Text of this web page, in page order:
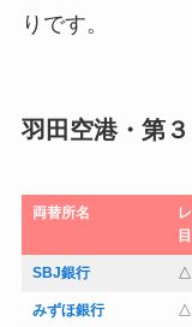
りです。
羽田空港・第
両替所名
SBJ銀行 △
みずほ銀行 △